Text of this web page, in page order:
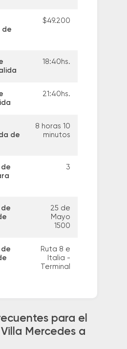
de
$49.200
18:40hs.
21:40hs.
de
8 horas 10
minutos
3
de
25 de
Mayo
1500
de
Ruta 8 e
Italia -
Terminal
para el
Mercedes a